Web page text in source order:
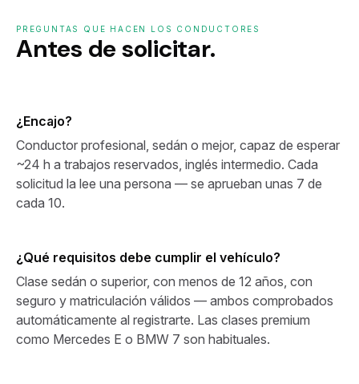
PREGUNTAS QUE HACEN LOS CONDUCTORES
Antes de solicitar.
¿Encajo?
Conductor profesional, sedán o mejor, capaz de esperar
~24 h a trabajos reservados, inglés intermedio. Cada
solicitud la lee una persona — se aprueban unas 7 de
cada 10.
¿Qué requisitos debe cumplir el vehículo?
Clase sedán o superior, con menos de 12 años, con
seguro y matriculación válidos — ambos comprobados
automáticamente al registrarte. Las clases premium
como Mercedes E o BMW 7 son habituales.